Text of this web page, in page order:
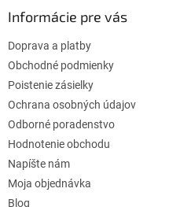
Informácie pre vás
Doprava a platby
Obchodné podmienky
Poistenie zásielky
Ochrana osobných údajov
Odborné poradenstvo
Hodnotenie obchodu
Napíšte nám
Moja objednávka
Blog